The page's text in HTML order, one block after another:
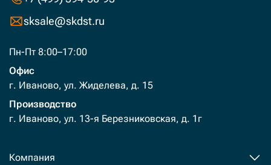
sksale@skdst.ru
Пн-Пт 8:00–17:00
Офис
г. Иваново, ул. Жиделева, д. 15
Производство
г. Иваново, ул. 13-я Березниковская, д. 1г
Компания